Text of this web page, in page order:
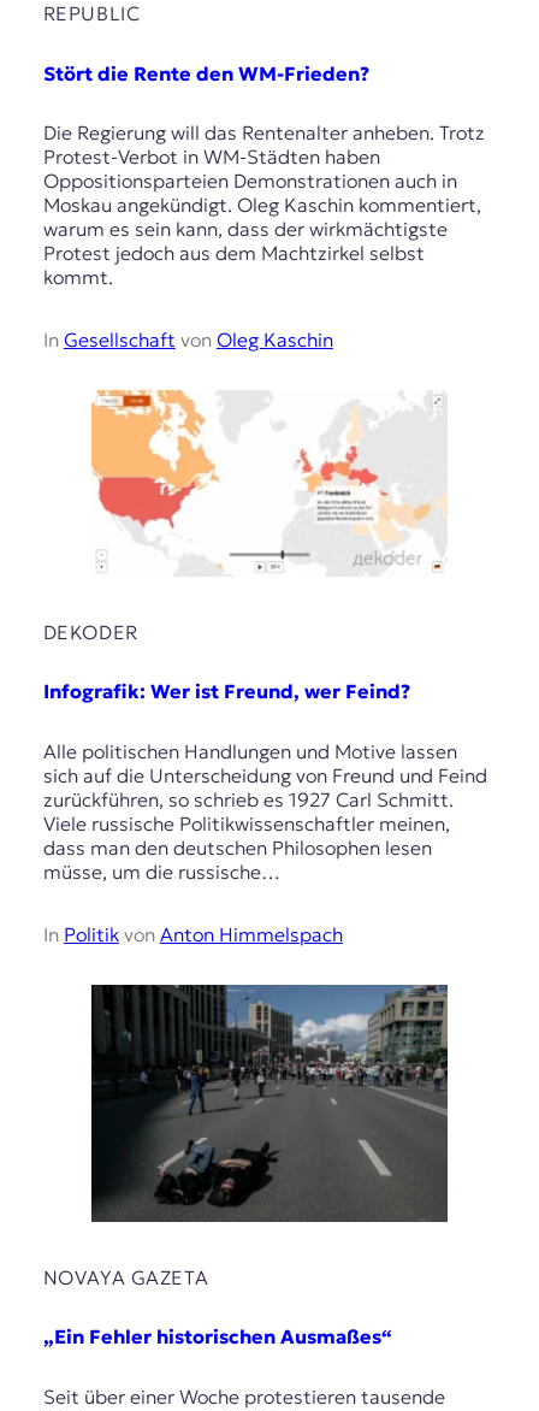
REPUBLIC
Stört die Rente den WM-Frieden?
Die Regierung will das Rentenalter anheben. Trotz
Protest-Verbot in WM-Städten haben
Oppositionsparteien Demonstrationen auch in
Moskau angekündigt. Oleg Kaschin kommentiert,
warum es sein kann, dass der wirkmächtigste
Protest jedoch aus dem Machtzirkel selbst
kommt.
In Gesellschaft von Oleg Kaschin
DEKODER
Infografik: Wer ist Freund, wer Feind?
Alle politischen Handlungen und Motive lassen
sich auf die Unterscheidung von Freund und Feind
zurückführen, so schrieb es 1927 Carl Schmitt.
Viele russische Politikwissenschaftler meinen,
dass man den deutschen Philosophen lesen
müsse, um die russische…
In Politikvon Anton Himmelspach
NOVAYA GAZETA
„Ein Fehler historischen Ausmaßes“
Seit über einer Woche protestieren tausende